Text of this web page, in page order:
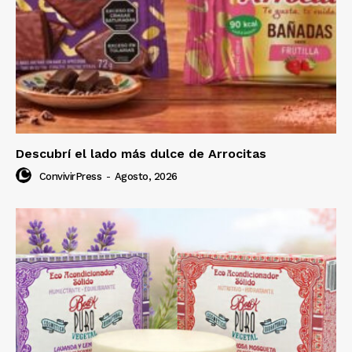
Descubrí el lado más dulce de Arrocitas
ConvivirPress - Agosto, 2026